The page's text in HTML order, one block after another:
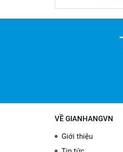
VỀ GIANHANGVN
Giới thiệu